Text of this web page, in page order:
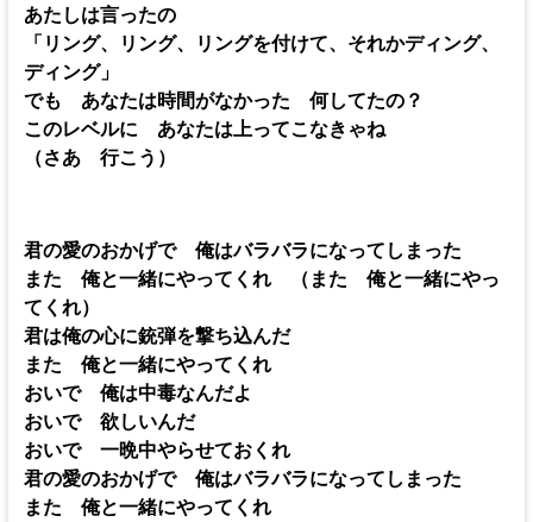
あたしは言ったの
「リング、リング、リングを付けて、それかディング、
ディング」
でも あなたは時間がなかった 何してたの？
このレベルに あなたは上ってこなきゃね
（さあ 行こう）
君の愛のおかげで 俺はバラバラになってしまった
また 俺と一緒にやってくれ （また 俺と一緒にやっ
てくれ）
君は俺の心に銃弾を撃ち込んだ
また 俺と一緒にやってくれ
おいで 俺は中毒なんだよ
おいで 欲しいんだ
おいで 一晩中やらせておくれ
君の愛のおかげで 俺はバラバラになってしまった
また 俺と一緒にやってくれ